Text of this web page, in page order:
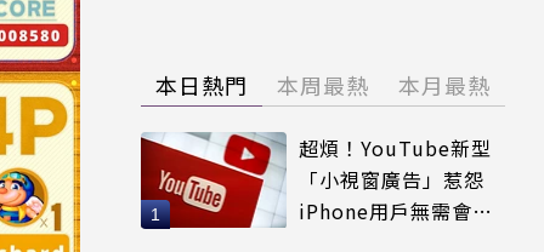
本日熱門 本周最熱 本月最熱
超煩！YouTube新型
「小視窗廣告」惹怨
iPhone用戶無需會員